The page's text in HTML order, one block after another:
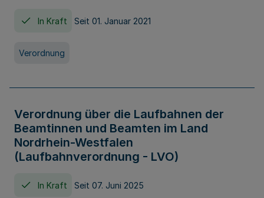
In Kraft Seit 01. Januar 2021
Verordnung
Verordnung über die Laufbahnen der
Beamtinnen und Beamten im Land
Nordrhein-Westfalen
(Laufbahnverordnung - LVO)
In Kraft Seit 07. Juni 2025